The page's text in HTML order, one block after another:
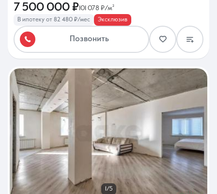
7 500 000 ₽101 078 ₽/м²
В ипотеку от 82 480 ₽/мес Эксклюзив
Позвонить
1/5